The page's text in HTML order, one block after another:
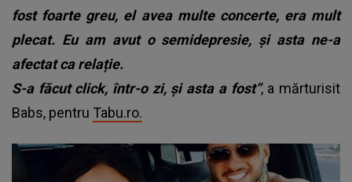
fost foarte greu, el avea multe concerte, era mult
plecat. Eu am avut o semidepresie, și asta ne-a
afectat ca relație.
S-a făcut click, într-o zi, și asta a fost”, a mărturisit
Babs, pentru Tabu.ro.